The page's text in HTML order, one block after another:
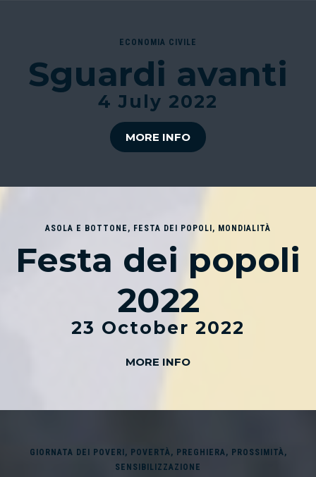
ECONOMIA CIVILE
Sguardi avanti
4 July 2022
MORE INFO
ASOLA E BOTTONE , FESTA DEI POPOLI , MONDIALITÀ
Festa dei popoli
2022
23 October 2022
MORE INFO
GIORNATA DEI POVERI, POVERTÀ , PREGHIERA , PROSSIMITÀ ,
SENSIBILIZZAZIONE